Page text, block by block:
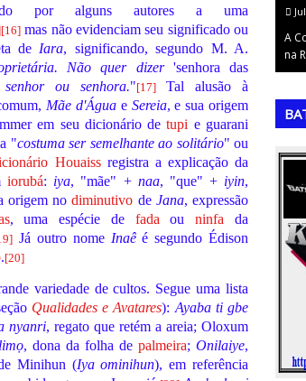
por alguns autores a uma
[16]mas não evidenciam seu significado ou
de Iara, significando, segundo M. A.
Não quer dizer'senhora das
senhor ou senhora."[17]Tal alusão à
Mãe d'Águae Sereia, e sua origem
em seu dicionário detupi e guarani
"costuma ser semelhante ao solitário" ou
Houaissregistra a explicação da
iorubá: iya, "mãe" + naa, "que" + iyin,
origem nodiminutivo de Jana, expressão
, uma espécie de fada ouninfa da
] Já outro nome Inaêé segundo Édison
.[20]
variedade de cultos. Segue uma lista
Qualidades e Avatares): Ayaba ti gbe
nyanri, regato que retém a areia; Oloxum
, dona da folha depalmeira;Onilaiye,
Minihun (Iya ominihun), em referência
A
a